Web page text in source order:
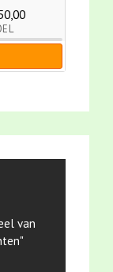
van